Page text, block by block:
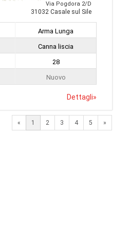
Via Pogdora 2/D
31032 Casale sul Sile
Arma Lunga
Canna liscia
28
Nuovo
Dettagli»
« 1 2 3 4 5 »